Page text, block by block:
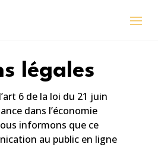
légales
6 de la loi du 21 juin
dans l’économie
informons que ce
au public en ligne